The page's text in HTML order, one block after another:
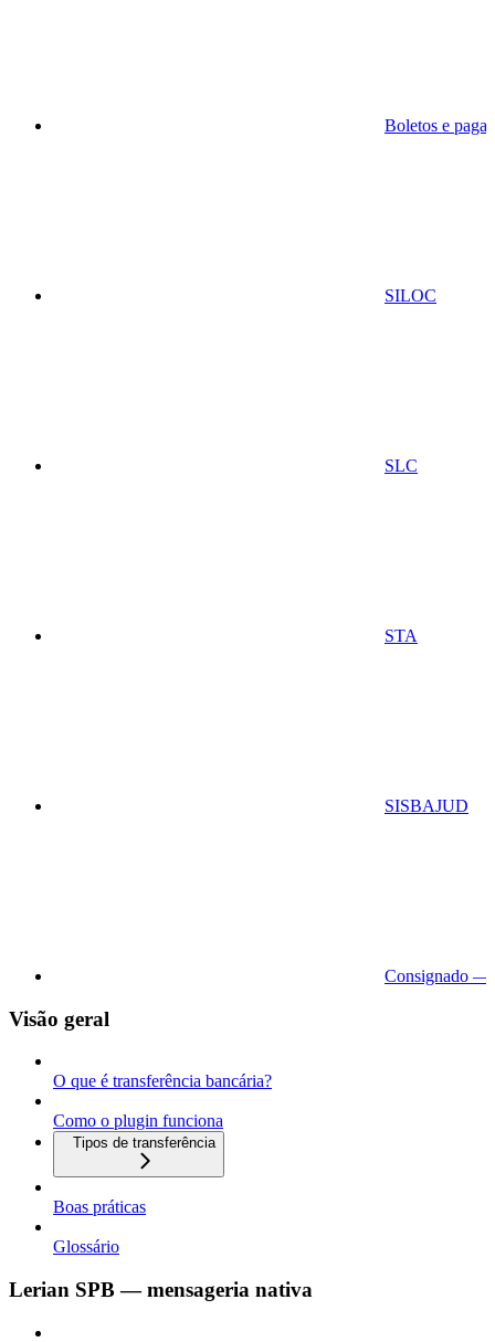
Boletos e
SILOC
SLC
STA
SISBAJUD
Consignado —
Visão geral
O que é transferência bancária?
Como o plugin funciona
Tipos de transferência
Boas práticas
Glossário
Lerian SPB — mensageria nativa